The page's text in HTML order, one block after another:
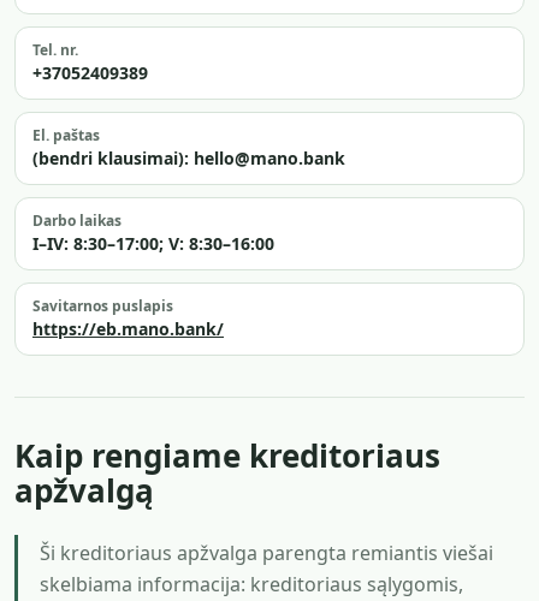
Tel. nr.
+37052409389
El. paštas
(bendri klausimai): hello@mano.bank
Darbo laikas
I–IV: 8:30–17:00; V: 8:30–16:00
Savitarnos puslapis
https://eb.mano.bank/
Kaip rengiame kreditoriaus
apžvalgą
Ši kreditoriaus apžvalga parengta remiantis viešai
skelbiama informacija: kreditoriaus sąlygomis,